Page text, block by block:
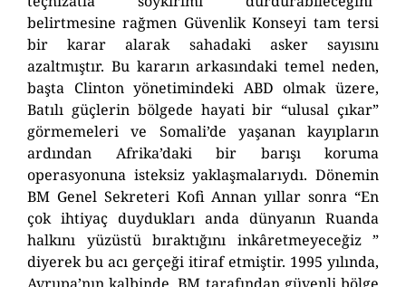
belirtmesine rağmen Güvenlik Konseyi tam tersi
bir karar alarak sahadaki asker sayısını
azaltmıştır. Bu kararın arkasındaki temel neden,
başta Clinton yönetimindeki ABD olmak üzere,
Batılı güçlerin bölgede hayati bir “ulusal çıkar”
görmemeleri ve Somali’de yaşanan kayıpların
ardından Afrika’daki bir barışı koruma
operasyonuna isteksiz yaklaşmalarıydı. Dönemin
BM Genel Sekreteri Kofi Annan yıllar sonra “En
çok ihtiyaç duydukları anda dünyanın Ruanda
halkını yüzüstü bıraktığını inkâretmeyeceğiz ”
diyerek bu acı gerçeği itiraf etmiştir. 1995 yılında,